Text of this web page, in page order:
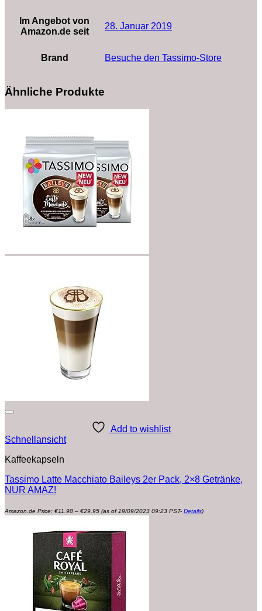
Im Angebot von
Amazon.de seit
28. Januar 2019
Brand Besuche den Tassimo-Store
Ähnliche Produkte
Add to wishlist
Schnellansicht
Kaffeekapseln
Tassimo Latte Macchiato Baileys 2er Pack, 2×8 Getränke,
NUR AMAZ!
Amazon.de Price: €11.98 – €29.95
Preisspanne:
€11.98
(as of 19/09/2023 09:23 PST- Details)